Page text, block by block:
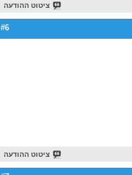
ציטוט ההודעה
#6
ציטוט ההודעה